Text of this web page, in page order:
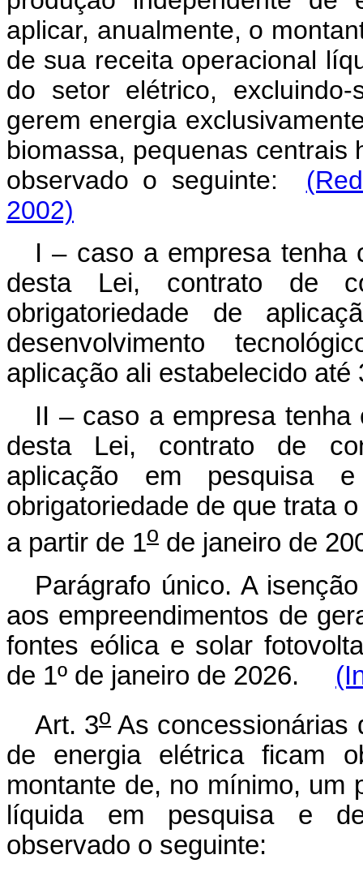
aplicar, anualmente, o
de sua receita operacional
do setor elétrico,
gerem energia
biomassa, pequenas centrais
observado o seguinte:
2002)
I – caso a empresa tenha
desta Lei, contrato de
obrigatoriedade de
desenvolvimento
aplicação ali estabelecido
II – caso a empresa
desta Lei, contrato de
aplicação em pesquisa e
obrigatoriedade de que trata
a partir de 1o de janeiro de
Parágrafo único. A
aos empreendimentos de
fontes eólica e solar
de 1º de janeiro de 2026.
Art. 3oAs concessionárias
de energia elétrica ficam
montante de, no mínimo, um
líquida em pesquisa e
observado o seguinte: